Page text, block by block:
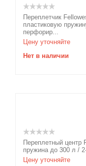
Переплетчик
пластиковую
перфорир...
Цену уточняйте
Нет в наличии
Переплетный центр
пружина до 300 л /
Цену уточняйте